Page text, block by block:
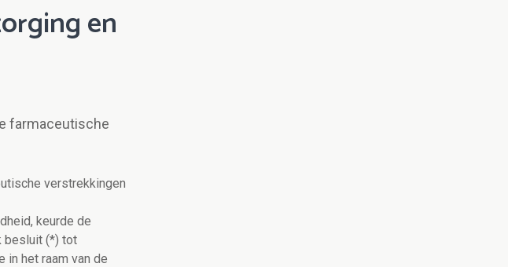
en
farmaceutische
verstrekkingen
keurde de
besluit (*) tot
in het raam van de